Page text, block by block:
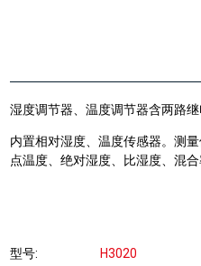
湿度调节器、温度调节器含两路
内置相对湿度、温度传感器。测
点温度、绝对湿度、比湿度、混合
型号
H3020